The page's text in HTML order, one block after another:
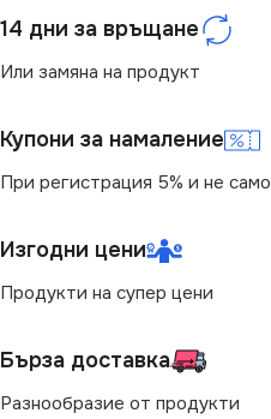
14 дни за връщане
Или замяна на продукт
Купони за намаление
При регистрация 5% и не само
Изгодни цени
Продукти на супер цени
Бърза доставка
Разнообразие от продукти